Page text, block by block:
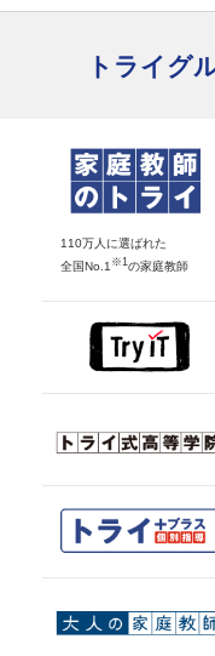
トライグ
110万人に選ばれた
全国No.1 ※1 の家庭教師